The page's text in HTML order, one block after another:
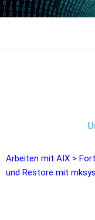
Home of the LPAR-
Arbeiten mit AIX >
und Restore mit